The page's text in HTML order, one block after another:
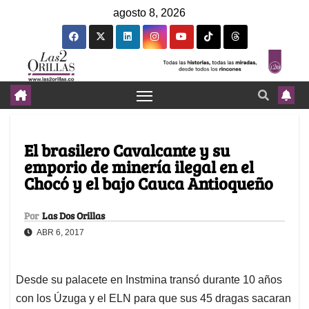
agosto 8, 2026
El brasilero Cavalcante y su
emporio de minería ilegal en el
Chocó y el bajo Cauca Antioqueño
Por Las Dos Orillas
ABR 6, 2017
Desde su palacete en Instmina transó durante 10 años
con los Úzuga y el ELN para que sus 45 dragas sacaran